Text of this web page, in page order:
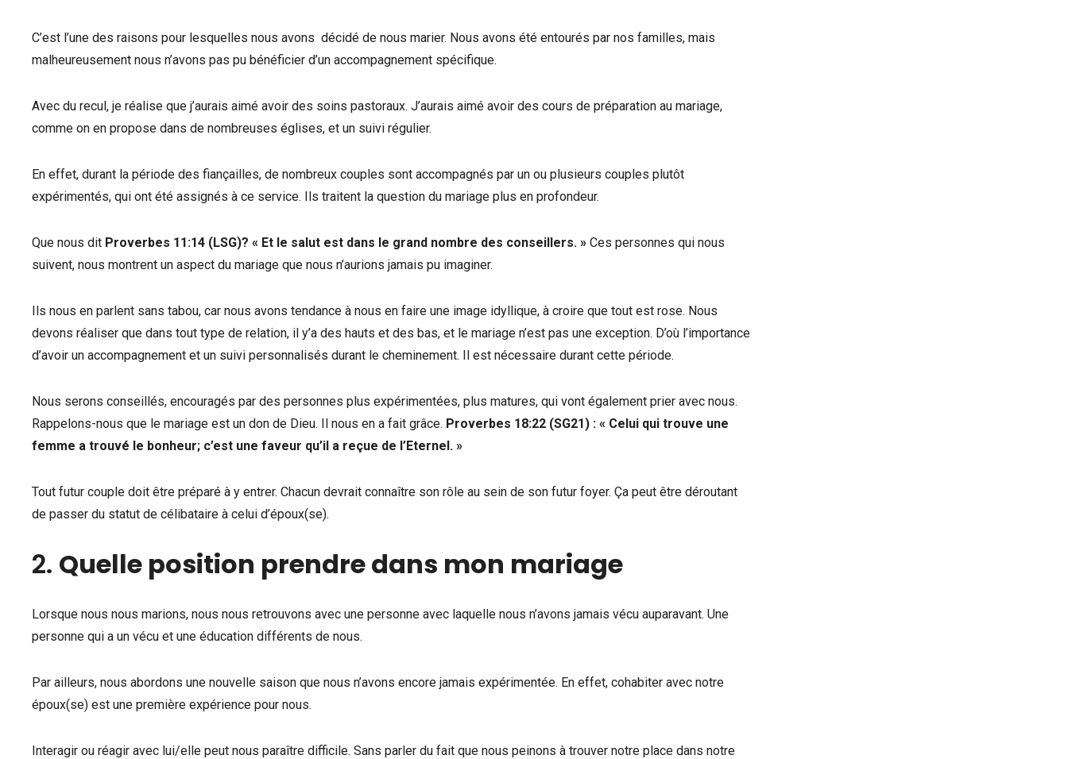
C’est l’une des raisons pour lesquelles nous avons décidé de nous marier. Nous avons été entourés par nos familles, mais
malheureusement nous n’avons pas pu bénéficier d’un accompagnement spécifique.
Avec du recul, je réalise que j’aurais aimé avoir des soins pastoraux. J’aurais aimé avoir des cours de préparation au mariage,
comme on en propose dans de nombreuses églises, et un suivi régulier.
En effet, durant la période des fiançailles, de nombreux couples sont accompagnés par un ou plusieurs couples plutôt
expérimentés, qui ont été assignés à ce service. Ils traitent la question du mariage plus en profondeur.
Que nous dit Proverbes 11:14 (LSG)? « Et le salut est dans le grand nombre des conseillers. » Ces personnes qui nous
suivent, nous montrent un aspect du mariage que nous n’aurions jamais pu imaginer.
Ils nous en parlent sans tabou, car nous avons tendance à nous en faire une image idyllique, à croire que tout est rose. Nous
devons réaliser que dans tout type de relation, il y’a des hauts et des bas, et le mariage n’est pas une exception. D’où l’importance
d’avoir un accompagnement et un suivi personnalisés durant le cheminement. Il est nécessaire durant cette période.
Nous serons conseillés, encouragés par des personnes plus expérimentées, plus matures, qui vont également prier avec nous.
Rappelons-nous que le mariage est un don de Dieu. Il nous en a fait grâce. Proverbes 18:22 (SG21) : « Celui qui trouve une
femme a trouvé le bonheur; c’est une faveur qu’il a reçue de l’Eternel. »
Tout futur couple doit être préparé à y entrer. Chacun devrait connaître son rôle au sein de son futur foyer. Ça peut être déroutant
de passer du statut de célibataire à celui d’époux(se).
2. Quelle position prendre dans mon mariage
Lorsque nous nous marions, nous nous retrouvons avec une personne avec laquelle nous n’avons jamais vécu auparavant. Une
personne qui a un vécu et une éducation différents de nous.
Par ailleurs, nous abordons une nouvelle saison que nous n’avons encore jamais expérimentée. En effet, cohabiter avec notre
époux(se) est une première expérience pour nous.
Interagir ou réagir avec lui/elle peut nous paraître difficile. Sans parler du fait que nous peinons à trouver notre place dans notre